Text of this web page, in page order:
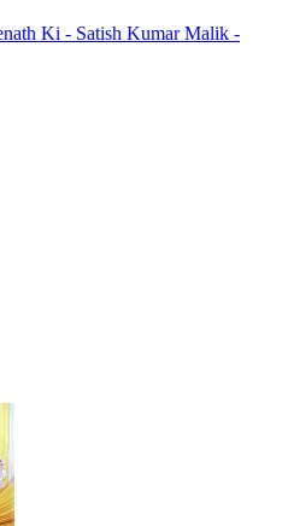
Ki - Satish Kumar Malik -